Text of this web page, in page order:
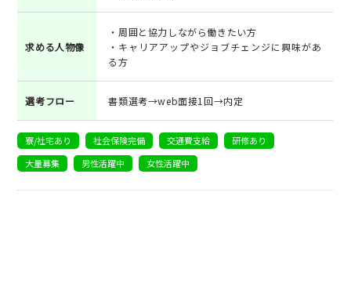
求める人物像
・周囲と協力しながら働きたい方
・キャリアアップやジョブチェンジに興味があ
る方
選考フロー 書類選考→web面接1回→内定
寮/社宅あり 社会保険完備 交通費支給
研修あり
大量募集
男性活躍中 女性活躍中